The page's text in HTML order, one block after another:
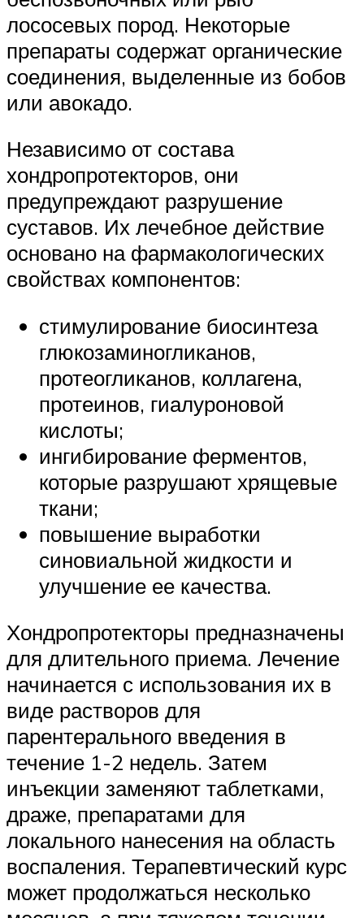
лососевых пород. Некоторые
препараты содержат органические
соединения, выделенные из бобов
или авокадо.
Независимо от состава
хондропротекторов, они
предупреждают разрушение
суставов. Их лечебное действие
основано на фармакологических
свойствах компонентов:
стимулирование биосинтеза
глюкозаминогликанов,
протеогликанов, коллагена,
протеинов, гиалуроновой
кислоты;
ингибирование ферментов,
которые разрушают хрящевые
ткани;
повышение выработки
синовиальной жидкости и
улучшение ее качества.
Хондропротекторы предназначены
для длительного приема. Лечение
начинается с использования их в
виде растворов для
парентерального введения в
течение 1-2 недель. Затем
инъекции заменяют таблетками,
драже, препаратами для
локального нанесения на область
воспаления. Терапевтический курс
может продолжаться несколько